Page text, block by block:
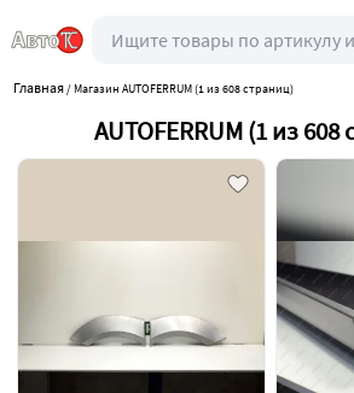
Главная/Магазин AUTOFERRUM (1 из 608 страниц)
AUTOFERRUM (1 из